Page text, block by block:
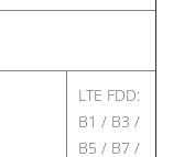
LTE FDD:
B1 / B3 /
B5 / B7 /